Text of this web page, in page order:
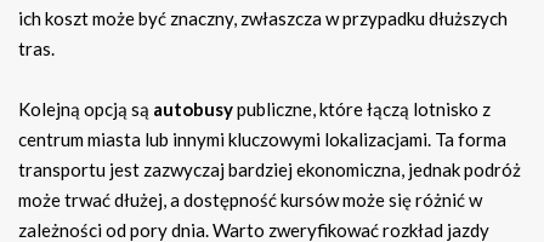
ich koszt może być znaczny, zwłaszcza w przypadku dłuższych
tras.
Kolejną opcją są autobusypubliczne, które łączą lotnisko z
centrum miasta lub innymi kluczowymi lokalizacjami. Ta forma
transportu jest zazwyczaj bardziej ekonomiczna, jednak podróż
może trwać dłużej, a dostępność kursów może się różnić w
zależności od pory dnia. Warto zweryfikować rozkład jazdy